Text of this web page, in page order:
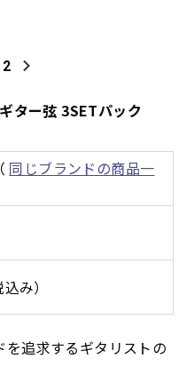
2
ター弦 3SETパック
（ 同じブランドの商品一
み）
追求するギタリストの